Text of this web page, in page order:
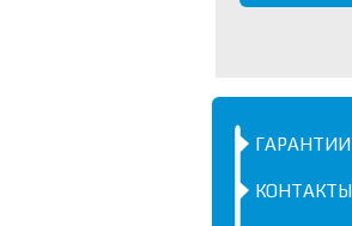
ГАРАНТИИ
КОНТАКТЫ